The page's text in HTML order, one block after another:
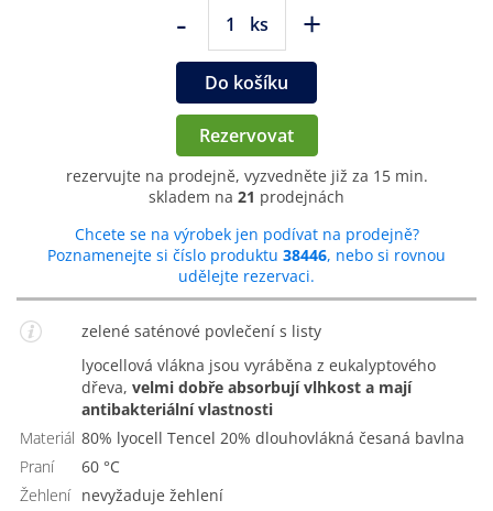
- ks +
Do košíku
Rezervovat
rezervujte na prodejně, vyzvedněte již za 15 min.
skladem na 21 prodejnách
Chcete se na výrobek jen podívat na prodejně?
Poznamenejte si číslo produktu 38446, nebo si rovnou
udělejte rezervaci.
zelené saténové povlečení s listy
Lyocellová vlákna jsou vyráběna z eukalyptového
dřeva, velmi dobře absorbují vlhkost a mají
antibakteriální vlastnosti
Materiál
80% lyocell Tencel 20% dlouhovlákná česaná bavlna
Praní
60 °C
Žehlení
Nevyžaduje žehlení